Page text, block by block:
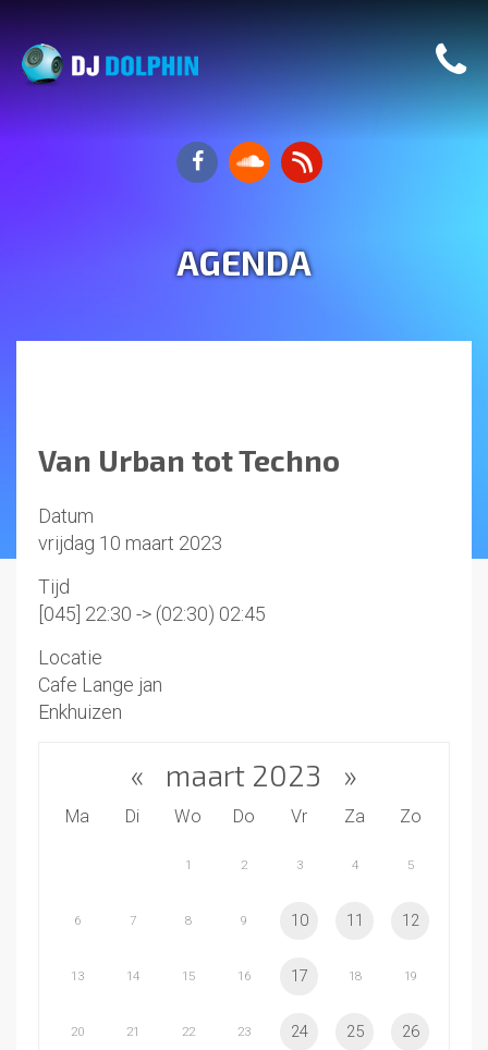
AGENDA
Van Urban tot Techno
Datum
vrijdag 10 maart 2023
Tijd
[045] 22:30 -> (02:30) 02:45
Locatie
Cafe Lange jan
Enkhuizen
« maart 2023 »
Ma Di Wo Do Vr Za Zo
1 2 3 4 5
6 7 8 9 10 11 12
13 14 15 16 17 18 19
20 21 22 23 24 25 26